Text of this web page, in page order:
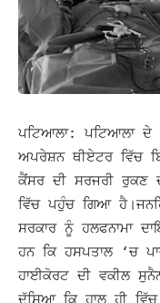
ਪਟਿਆਲਾ: ਪਟਿਆਲਾ ਦੇ
ਅਪਰੇਸ਼ਨ ਥੀਏਟਰ ਵਿੱਚ
ਕੈਂਸਰ ਦੀ ਸਰਜਰੀ ਰੁਕਣ
ਵਿੱਚ ਪਹੁੰਚ ਗਿਆ ਹੈ।
ਸਰਕਾਰ ਨੂੰ ਹਲਫਨਾਮਾ
ਹਨ ਕਿ ਹਸਪਤਾਲ ‘ਚ
ਹਾਈਕੋਰਟ ਦੀ ਵਕੀਲ
ਦੱਸਿਆ ਕਿ ਹਾਲ ਹੀ